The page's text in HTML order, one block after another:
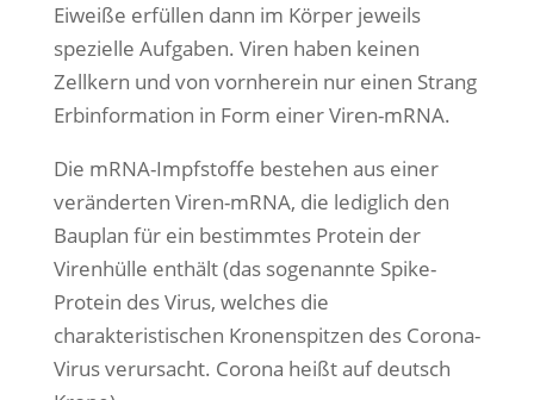
Eiweiße erfüllen dann im Körper jeweils
spezielle Aufgaben. Viren haben keinen
Zellkern und von vornherein nur einen Strang
Erbinformation in Form einer Viren-mRNA.
Die mRNA-Impfstoffe bestehen aus einer
veränderten Viren-mRNA, die lediglich den
Bauplan für ein bestimmtes Protein der
Virenhülle enthält (das sogenannte Spike-
Protein des Virus, welches die
charakteristischen Kronenspitzen des Corona-
Virus verursacht. Corona heißt auf deutsch